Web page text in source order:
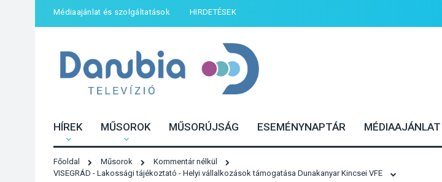
Médiaajánlat és szolgáltatások HIRDETÉSEK
HÍREK MŰSOROK MŰSORÚJSÁG ESEMÉNYNAPTÁR MÉDIAAJÁNLAT
Főoldal Műsorok
Kommentár nélkül
VISEGRÁD - Lakossági tájékoztató - Helyi vállalkozások támogatása Dunakanyar Kincsei VFE